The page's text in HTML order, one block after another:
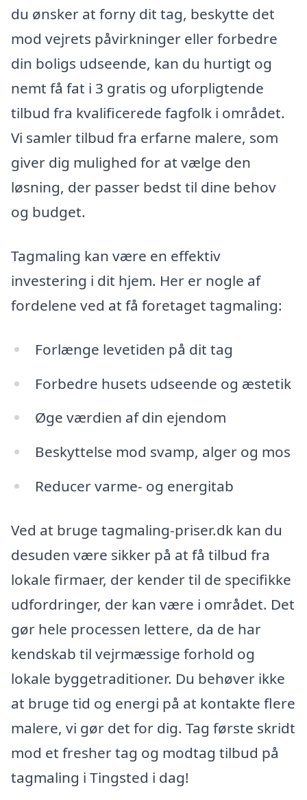
du ønsker at forny dit tag, beskytte det
mod vejrets påvirkninger eller forbedre
din boligs udseende, kan du hurtigt og
nemt få fat i 3 gratis og uforpligtende
tilbud fra kvalificerede fagfolk i området.
Vi samler tilbud fra erfarne malere, som
giver dig mulighed for at vælge den
løsning, der passer bedst til dine behov
og budget.
Tagmaling kan være en effektiv
investering i dit hjem. Her er nogle af
fordelene ved at få foretaget tagmaling:
Forlænge levetiden på dit tag
Forbedre husets udseende og æstetik
Øge værdien af din ejendom
Beskyttelse mod svamp, alger og mos
Reducer varme- og energitab
Ved at bruge tagmaling-priser.dk kan du
desuden være sikker på at få tilbud fra
lokale firmaer, der kender til de specifikke
udfordringer, der kan være i området. Det
gør hele processen lettere, da de har
kendskab til vejrmæssige forhold og
lokale byggetraditioner. Du behøver ikke
at bruge tid og energi på at kontakte flere
malere, vi gør det for dig. Tag første skridt
mod et fresher tag og modtag tilbud på
tagmaling i Tingsted i dag!